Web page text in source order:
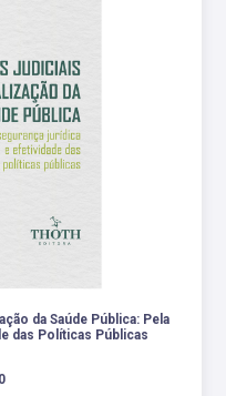
da Saúde Pública: Pela
das Políticas Públicas